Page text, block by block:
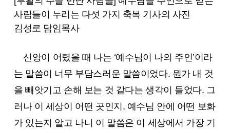
사람들이 누리는 다섯 가지 축복 기사의 사진
김성로 담임목사
신앙이 어렸을 때 나는 ‘예수님이 나의 주인’이라
는 말씀이 너무 부담스러운 말씀이었다. 뭔가 내 것
을 빼앗기고 손해 보는 것 같다는 생각이 들었다. 그
러나 이 세상이 어떤 곳인지, 예수님 안에 어떤 보화
가 있는지 알고 나니 이 말씀은 이 세상에서 가장 기